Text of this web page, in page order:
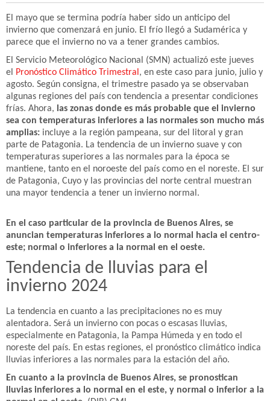
El mayo que se termina podría haber sido un anticipo del
invierno que comenzará en junio. El frío llegó a Sudamérica y
parece que el invierno no va a tener grandes cambios.
El Servicio Meteorológico Nacional (SMN) actualizó este jueves
el
Pronóstico Climático Trimestral , en este caso para junio, julio y
agosto. Según consigna, el trimestre pasado ya se observaban
algunas regiones del país con tendencia a presentar condiciones
frías. Ahora, las zonas donde es más probable que el invierno
sea con temperaturas inferiores a las normales son mucho más
amplias: incluye a la región pampeana, sur del litoral y gran
parte de Patagonia. La tendencia de un invierno suave y con
temperaturas superiores a las normales para la época se
mantiene, tanto en el noroeste del país como en el noreste. El sur
de Patagonia, Cuyo y las provincias del norte central muestran
una mayor tendencia a tener un invierno normal.
En el caso particular de la provincia de Buenos Aires, se
anuncian temperaturas inferiores a lo normal hacia el centro-
este; normal o inferiores a la normal en el oeste.
Tendencia de lluvias para el
invierno 2024
La tendencia en cuanto a las precipitaciones no es muy
alentadora. Será un invierno con pocas o escasas lluvias,
especialmente en Patagonia, la Pampa Húmeda y en todo el
noreste del país. En estas regiones, el pronóstico climático indica
lluvias inferiores a las normales para la estación del año.
En cuanto a la provincia de Buenos Aires, se pronostican
lluvias inferiores a lo normal en el este, y normal o inferior a la